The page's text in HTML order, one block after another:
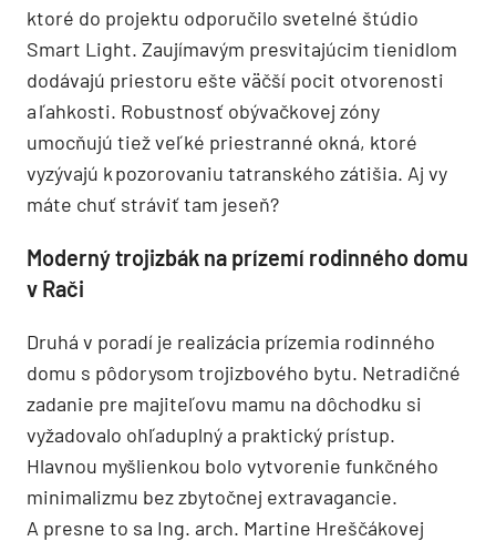
ktoré do projektu odporučilo svetelné štúdio
Smart Light. Zau­jímavým presvitajúcim tienidlom
dodávajú priestoru ešte väčší pocit otvorenosti
a ľahkosti. Robustnosť obývačkovej zóny
umocňujú tiež veľké priestranné okná, ktoré
vyzývajú k pozorovaniu tatranského zátišia. Aj vy
máte chuť stráviť tam jeseň?
Moderný trojizbák na prízemí rodinného domu
v Rači
Druhá v poradí je realizácia prízemia rodinného
domu s pôdorysom troj­izbového bytu. Netradičné
zadanie pre majiteľovu mamu na dôchodku si
vyžadovalo ohľaduplný a praktický prístup.
Hlavnou myšlienkou bolo vytvorenie funkčného
minimalizmu bez zbytočnej extravagancie.
A presne to sa Ing. arch. Martine Hreščákovej